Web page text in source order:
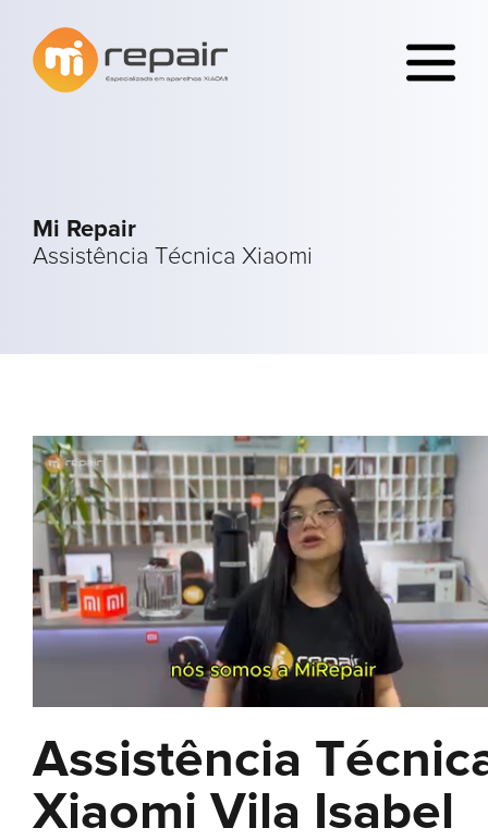
Mi Repair
Assistência Técnica Xiaomi
Assistência
Xiaomi Vila Isabel